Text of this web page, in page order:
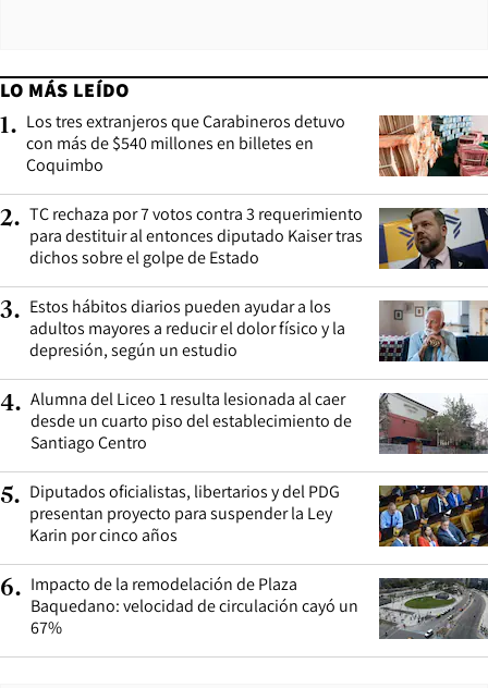
LO MÁS LEÍDO
1. Los tres extranjeros que Carabineros detuvo
con más de $540 millones en billetes en
Coquimbo
2. TC rechaza por 7 votos contra 3 requerimiento
para destituir al entonces diputado Kaiser tras
dichos sobre el golpe de Estado
3. Estos hábitos diarios pueden ayudar a los
adultos mayores a reducir el dolor físico y la
depresión, según un estudio
4. Alumna del Liceo 1 resulta lesionada al caer
desde un cuarto piso del establecimiento de
Santiago Centro
5. Diputados oficialistas, libertarios y del PDG
presentan proyecto para suspender la Ley
Karin por cinco años
6. Impacto de la remodelación de Plaza
Baquedano: velocidad de circulación cayó un
67%